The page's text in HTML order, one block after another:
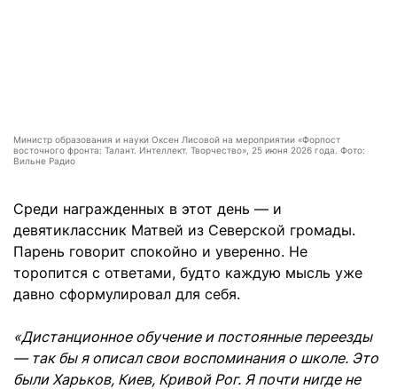
Министр образования и науки Оксен Лисовой на мероприятии «Форпост
восточного фронта: Талант. Интеллект. Творчество», 25 июня 2026 года. Фото:
Вильне Радио
Среди награжденных в этот день — и
девятиклассник Матвей из Северской громады.
Парень говорит спокойно и уверенно. Не
торопится с ответами, будто каждую мысль уже
давно сформулировал для себя.
«Дистанционное обучение и постоянные переезды
— так бы я описал свои воспоминания о школе. Это
были Харьков, Киев, Кривой Рог. Я почти нигде не